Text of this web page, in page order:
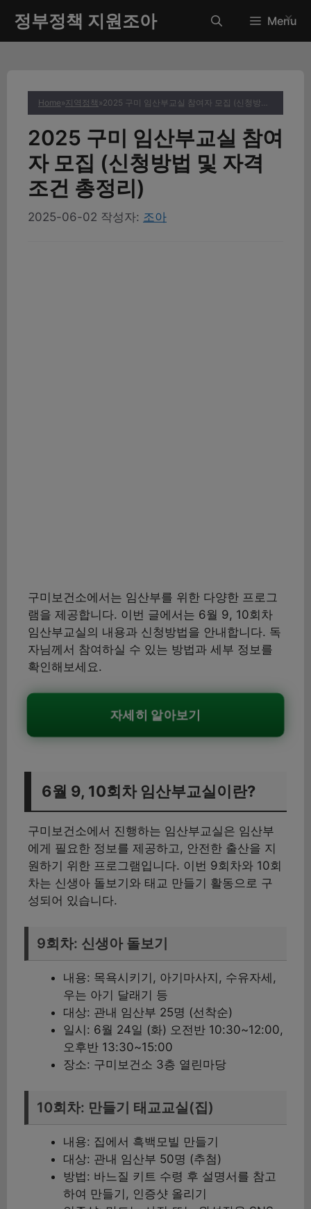
츠
정부정책 지원조아 Menu
Home»지역정책 » 2025 구미 임산부교실 참여자 모집 (신청방법 및 자격조건 총정리)
2025 구미 임산부교실 참여
자 모집 (신청방법 및 자격
조건 총정리)
2025-06-02 작성자: 조아
구미보건소에서는 임산부를 위한 다양한 프로그
램을 제공합니다. 이번 글에서는 6월 9, 10회차
임산부교실의 내용과 신청방법을 안내합니다. 독
자님께서 참여하실 수 있는 방법과 세부 정보를
확인해보세요.
자세히 알아보기
6월 9, 10회차 임산부교실이란?
구미보건소에서 진행하는 임산부교실은 임산부
에게 필요한 정보를 제공하고, 안전한 출산을 지
원하기 위한 프로그램입니다. 이번 9회차와 10회
차는 신생아 돌보기와 태교 만들기 활동으로 구
성되어 있습니다.
9회차: 신생아 돌보기
내용: 목욕시키기, 아기마사지, 수유자세,
우는 아기 달래기 등
대상: 관내 임산부 25명 (선착순)
일시: 6월 24일 (화) 오전반 10:30~12:00,
오후반 13:30~15:00
장소: 구미보건소 3층 열린마당
10회차: 만들기 태교교실(집)
내용: 집에서 흑백모빌 만들기
대상: 관내 임산부 50명 (추첨)
방법: 바느질 키트 수령 후 설명서를 참고
하여 만들기, 인증샷 올리기
✕